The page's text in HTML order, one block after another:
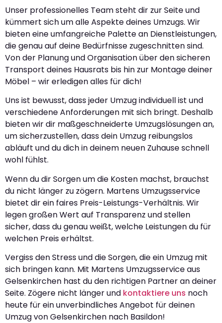
Unser professionelles Team steht dir zur Seite und
kümmert sich um alle Aspekte deines Umzugs. Wir
bieten eine umfangreiche Palette an Dienstleistungen,
die genau auf deine Bedürfnisse zugeschnitten sind.
Von der Planung und Organisation über den sicheren
Transport deines Hausrats bis hin zur Montage deiner
Möbel – wir erledigen alles für dich!
Uns ist bewusst, dass jeder Umzug individuell ist und
verschiedene Anforderungen mit sich bringt. Deshalb
bieten wir dir maßgeschneiderte Umzugslösungen an,
um sicherzustellen, dass dein Umzug reibungslos
abläuft und du dich in deinem neuen Zuhause schnell
wohl fühlst.
Wenn du dir Sorgen um die Kosten machst, brauchst
du nicht länger zu zögern. Martens Umzugsservice
bietet dir ein faires Preis-Leistungs-Verhältnis. Wir
legen großen Wert auf Transparenz und stellen
sicher, dass du genau weißt, welche Leistungen du für
welchen Preis erhältst.
Vergiss den Stress und die Sorgen, die ein Umzug mit
sich bringen kann. Mit Martens Umzugsservice aus
Gelsenkirchen hast du den richtigen Partner an deiner
Seite. Zögere nicht länger und kontaktiere uns noch
heute für ein unverbindliches Angebot für deinen
Umzug von Gelsenkirchen nach Basildon!